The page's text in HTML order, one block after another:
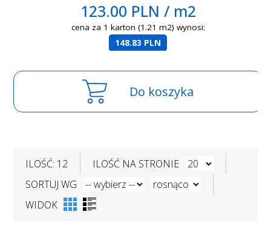
123.00 PLN / m2
cena za 1 karton (1.21 m2) wynosi:
148.83 PLN
Do koszyka
ILOŚĆ: 12
ILOŚĆ NA STRONIE
SORTUJ WG
WIDOK